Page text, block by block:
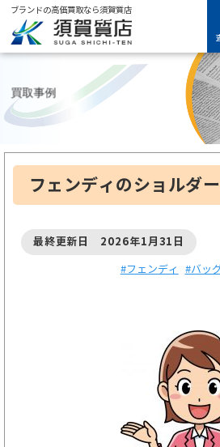
ブランドの高価買取なら須賀質店
ブランド買取 バッグ買取 フェンデ
買取事例
フェンディのショルダ
最終更新日 2026年1月31日
#フェンディ
#バッ